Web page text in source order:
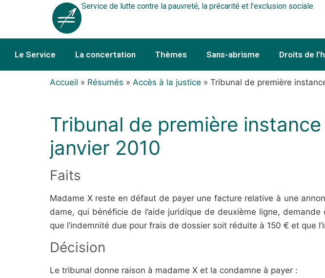
Service de lutte contre la pauvreté, la précarité et l’exclusion sociale
Le Service La concertation Thèmes Sans-abrisme Droits de
Accueil » Résumés » Accès à la justice » Tribunal de première
Tribunal de première
janvier 2010
Faits
Madame X reste en défaut de payer une facture relative à une
dame, qui bénéficie de l’aide juridique de deuxième ligne,
que l’indemnité due pour frais de dossier soit réduite à 150 € et que
Décision
Le tribunal donne raison à madame X et la condamne à payer :